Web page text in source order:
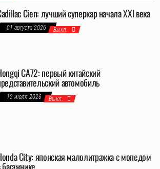
Cien: лучший суперкар начала XXI века
01 августа 2026 Выкл.
CA72: первый китайский
автомобиль
12 июля 2026 Выкл.
City: японская малолитражка с мопедом